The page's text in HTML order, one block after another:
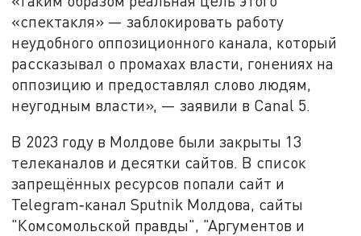
«спектакля» — заблокировать работу
неудобного оппозиционного канала, который
рассказывал о промахах власти, гонениях на
оппозицию и предоставлял слово людям,
неугодным власти», — заявили в Canal 5.
В 2023 году в Молдове были закрыты 13
телеканалов и десятки сайтов. В список
запрещённых ресурсов попали сайт и
Telegram‑канал Sputnik Молдова, сайты
"Комсомольской правды", "Аргументов и